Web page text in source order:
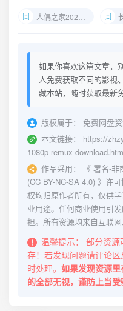
人偶之家2025下载
如果你喜欢这篇文章，
人免费获取不同的影视
藏本站，随时获取最新
版权属于：
免费网盘
本文链接：
https://
1080p-remux-
作品采用：
《 署名-非
(CC BY-NC-SA 4.0) 》许
权均归原作者所有，仅供
业用途。任何商业使用引
担。所有资源均来自互联
温馨提示：
部分资源
存！若发现问题请评论
时处理。 如果发现资源
的全部无视，谨防上当受